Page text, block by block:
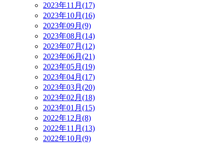
2023年11月(17)
2023年10月(16)
2023年09月(9)
2023年08月(14)
2023年07月(12)
2023年06月(21)
2023年05月(19)
2023年04月(17)
2023年03月(20)
2023年02月(18)
2023年01月(15)
2022年12月(8)
2022年11月(13)
2022年10月(9)